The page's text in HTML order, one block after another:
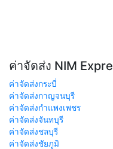
ค่าจัดส่ง NIM
ค่าจัดส่งกระบี่
ค่าจัดส่งกาญจนบุรี
ค่าจัดส่งกำแพงเพชร
ค่าจัดส่งจันทบุรี
ค่าจัดส่งชลบุรี
ค่าจัดส่งชัยภูมิ